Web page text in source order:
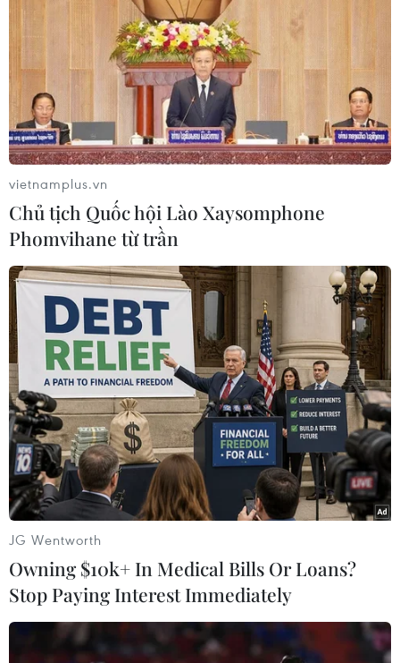
Apple sẽ vẫn dẫn dắt thị trường đồng hồ
thông minh trong 4 năm
20/06/2019 11:04
Theo một dự báo hàng quý gần đây của công ty nghiên
cứu thị trường IDC, Apple sẽ tiếp tục dẫn dắt sự tăng
trưởng của thị trường đồng hồ thông minh (smartwatch)
trong bốn năm tới.
vietnamplus.vn
Chủ tịch Quốc hội Lào Xaysomphone
Phomvihane từ trần
JG Wentworth
Owning $10k+ In Medical Bills Or Loans?
Stop Paying Interest Immediately